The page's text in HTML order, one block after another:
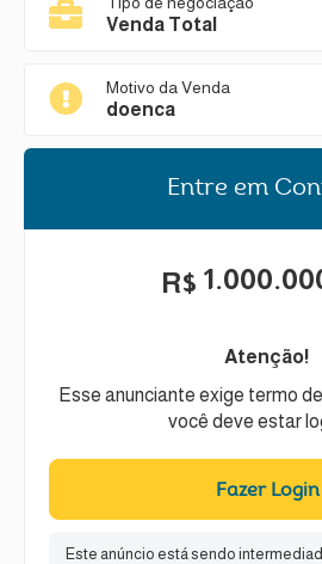
Venda Total
Motivo da Venda
doenca
Entre em
R$
Atenção!
Esse anunciante exige termo
você deve estar
Fazer Login
Este anúncio está sendo